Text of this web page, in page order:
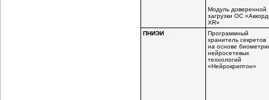
Модуль доверенной
загрузки ОС
XR»
ПНИЭИ
Программный
хранитель секретов
на основе
нейросетевых
технологий
«Нейрокриптон»